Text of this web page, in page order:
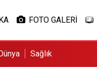
FOTO GALERİ
Sağlık